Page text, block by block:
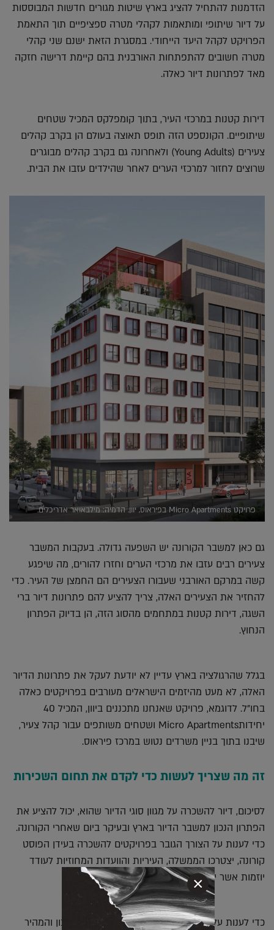
הזדמנות להתחיל להציג בארץ שיטות מגורים חדשות המבוססות
על דיור שיתופי ומותאמות לקהלי מטרה ספציפיים תוך התאמת
הפרויקט לקהל היעד הייחודי. במסגרת הזאת ישנם שני קהלי
מטרה חשובים להתפתחות האורבנית בהם קיימת דרישה חזקה
מאד לפתרונות דיור כאלה.
דירות קטנות במרכזי העיר, בתוך קומפלקס המכיל שטחים
שיתופיים. הקונספט הזה תופס תאוצה בעולם הן בקרב קהלים
צעירים (Young Adults) ולאחרונה גם בקרב קהלים מבוגרים
שרוצים לחזור למרכזי הערים לאחר שהילדים עזבו את הבית.
פרויקט Micro Apartments בפיראוס, יוון. הדמיה: מילבאואר אדריכלים.
גם כאן למשבר הקורונה יש השפעה גדולה. בעקבות המשבר
צעירים רבים עזבו את מרכזי הערים וחזרו להורים, מה שיפגע
קשה במרקם האורבני שעבורו הצעירים הם החמצן של העיר. כדי
להחזיר את הצעירים האלה, צריך להציע להם פתרונות דיור ברי
השגה, דירות קטנות במתחמים מהסוג הזה, הן בדיוק הפתרון
הנחוץ.
בגלל שהרגולציה בארץ עדיין לא יודעת לעקל את פתרונות הדיור
האלה, לא מעט מהיזמים הישראלים מעורבים בפרויקטים כאלה
בחו"ל. לדוגמא, פרויקט שאנחנו מתכננים ביוון, המכיל 40
יחידותMicro Apartments ושטחים משותפים עבור קהל צעיר,
שיבנו בתוך בניין משרדים נטוש במרכז פיראוס.
זה מה שצריך לעשות כדי לקדם את תחום השכירות
לסיכום, דיור להשכרה על מגוון סוגי הדיור שהוא, יכול להציע את
הפתרון הנכון למשבר הדיור בארץ ובעיקר ביום שאחרי הקורונה.
כדי לענות על הצורך הגובר בפרויקטים להשכרה בעידן הפוסט
קורונה, יצטרכו הממשלה, העיריות והוועדות המחוזיות לעודד
יוזמות אשר יענו על צורך זה.
כדי לענות על הביקושים במרכזי הערים, הפתרון הנכון והמהיר
×